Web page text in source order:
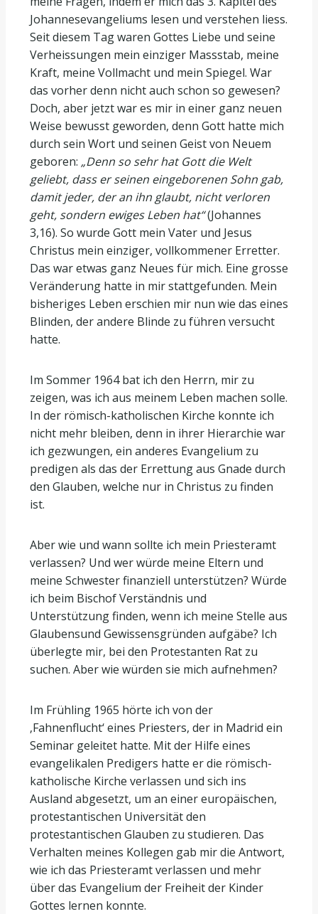
Johannesevangeliums lesen und verstehen liess.
Seit diesem Tag waren Gottes Liebe und seine
Verheissungen mein einziger Massstab, meine
Kraft, meine Vollmacht und mein Spiegel. War
das vorher denn nicht auch schon so gewesen?
Doch, aber jetzt war es mir in einer ganz neuen
Weise bewusst geworden, denn Gott hatte mich
durch sein Wort und seinen Geist von Neuem
geboren: „Denn so sehr hat Gott die Welt
geliebt, dass er seinen eingeborenen Sohn gab,
damit jeder, der an ihn glaubt, nicht verloren
geht, sondern ewiges Leben hat“(Johannes
3,16). So wurde Gott mein Vater und Jesus
Christus mein einziger, vollkommener Erretter.
Das war etwas ganz Neues für mich. Eine grosse
Veränderung hatte in mir stattgefunden. Mein
bisheriges Leben erschien mir nun wie das eines
Blinden, der andere Blinde zu führen versucht
hatte.
Im Sommer 1964 bat ich den Herrn, mir zu
zeigen, was ich aus meinem Leben machen solle.
In der römisch-katholischen Kirche konnte ich
nicht mehr bleiben, denn in ihrer Hierarchie war
ich gezwungen, ein anderes Evangelium zu
predigen als das der Errettung aus Gnade durch
den Glauben, welche nur in Christus zu finden
ist.
Aber wie und wann sollte ich mein Priesteramt
verlassen? Und wer würde meine Eltern und
meine Schwester finanziell unterstützen? Würde
ich beim Bischof Verständnis und
Unterstützung finden, wenn ich meine Stelle aus
Glaubensund Gewissensgründen aufgäbe? Ich
überlegte mir, bei den Protestanten Rat zu
suchen. Aber wie würden sie mich aufnehmen?
Im Frühling 1965 hörte ich von der
‚Fahnenflucht‘ eines Priesters, der in Madrid ein
Seminar geleitet hatte. Mit der Hilfe eines
evangelikalen Predigers hatte er die römisch-
katholische Kirche verlassen und sich ins
Ausland abgesetzt, um an einer europäischen,
protestantischen Universität den
protestantischen Glauben zu studieren. Das
Verhalten meines Kollegen gab mir die Antwort,
wie ich das Priesteramt verlassen und mehr
über das Evangelium der Freiheit der Kinder
Gottes lernen konnte.